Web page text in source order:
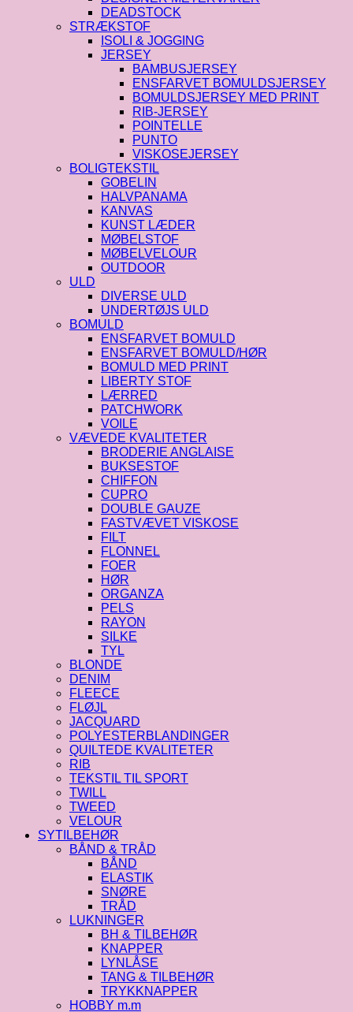
DEADSTOCK
STRÆKSTOF
ISOLI & JOGGING
JERSEY
BAMBUSJERSEY
ENSFARVET BOMULDSJERSEY
BOMULDSJERSEY MED PRINT
RIB-JERSEY
POINTELLE
PUNTO
VISKOSEJERSEY
BOLIGTEKSTIL
GOBELIN
HALVPANAMA
KANVAS
KUNST LÆDER
MØBELSTOF
MØBELVELOUR
OUTDOOR
ULD
DIVERSE ULD
UNDERTØJS ULD
BOMULD
ENSFARVET BOMULD
ENSFARVET BOMULD/HØR
BOMULD MED PRINT
LIBERTY STOF
LÆRRED
PATCHWORK
VOILE
VÆVEDE KVALITETER
BRODERIE ANGLAISE
BUKSESTOF
CHIFFON
CUPRO
DOUBLE GAUZE
FASTVÆVET VISKOSE
FILT
FLONNEL
FOER
HØR
ORGANZA
PELS
RAYON
SILKE
TYL
BLONDE
DENIM
FLEECE
FLØJL
JACQUARD
POLYESTERBLANDINGER
QUILTEDE KVALITETER
RIB
TEKSTIL TIL SPORT
TWILL
TWEED
VELOUR
SYTILBEHØR
BÅND & TRÅD
BÅND
ELASTIK
SNØRE
TRÅD
LUKNINGER
BH & TILBEHØR
KNAPPER
LYNLÅSE
TANG & TILBEHØR
TRYKKNAPPER
HOBBY m.m